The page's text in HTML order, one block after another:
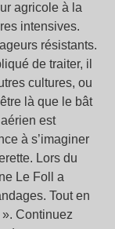
agricole à la
intensives.
résistants.
de traiter, il
cultures, ou
là que le bât
est
à s’imaginer
Lors du
Le Foll a
Tout en
Continuez